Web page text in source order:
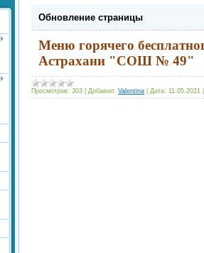
Обновление страницы
Меню горячего
Астрахани "СОШ № 49"
Просмотров: 303 Добавил: Valentina Дата: 11.05.2021